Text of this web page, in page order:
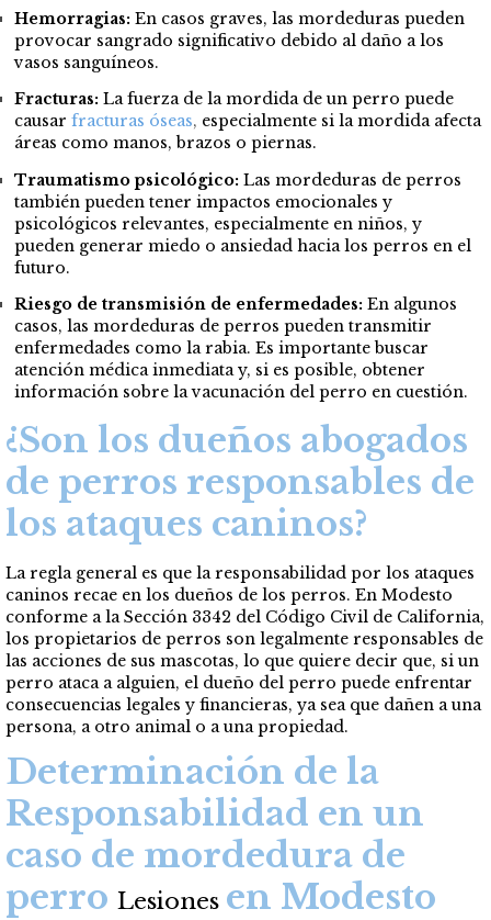
Hemorragias: En casos graves, las mordeduras pueden
provocar sangrado significativo debido al daño a los
vasos sanguíneos.
Fracturas: La fuerza de la mordida de un perro puede
causar fracturas óseas, especialmente si la mordida afecta
áreas como manos, brazos o piernas.
Traumatismo psicológico: Las mordeduras de perros
también pueden tener impactos emocionales y
psicológicos relevantes, especialmente en niños, y
pueden generar miedo o ansiedad hacia los perros en el
futuro.
Riesgo de transmisión de enfermedades: En algunos
casos, las mordeduras de perros pueden transmitir
enfermedades como la rabia. Es importante buscar
atención médica inmediata y, si es posible, obtener
información sobre la vacunación del perro en cuestión.
¿Son los dueños abogados
de perros responsables de
los ataques caninos?
La regla general es que la responsabilidad por los ataques
caninos recae en los dueños de los perros. En Modesto
conforme a la Sección 3342 del Código Civil de California,
los propietarios de perros son legalmente responsables de
las acciones de sus mascotas, lo que quiere decir que, si un
perro ataca a alguien, el dueño del perro puede enfrentar
consecuencias legales y financieras, ya sea que dañen a una
persona, a otro animal o a una propiedad.
Determinación de la
Responsabilidad en un
caso de mordedura de
perro Lesiones en Modesto